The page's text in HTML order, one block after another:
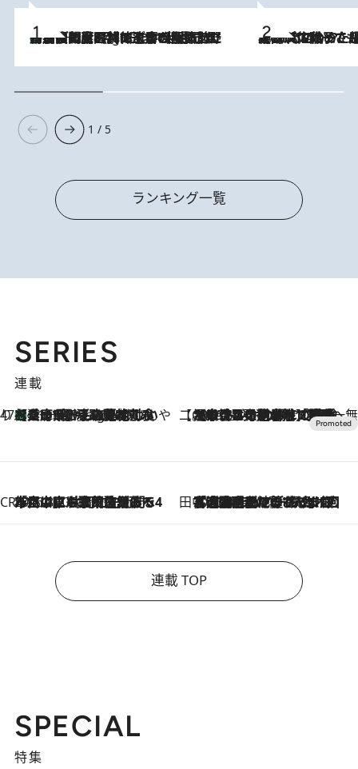
11 Hours Ago
「最後に見られてよかった」上野動物園の東園パンダ舎が解体前に特別公開。8月16日まで延長されたパネル展と共に辿る“半世紀”のパンダ飼育《解体工事の図面あり》 2026.8.5
【阿川佐和子さんの年とる力】なぜ70代で始めた趣味は“こんなに楽しい”のか？ ピアノ、俳句…スランプに陥っても続けられる“ある秘訣”とは
1 / 5
ランキング一覧
SERIES
連載
47都道府県の手みやげ ひんやりスイーツで夏を満喫
11 Hours Ago
【兵庫県】この夏絶対食べたい 冷やしておいしいおやつ3選 淡路島の恵みをジェラートに集約 【CREA×星野リゾート】唯一無二。癒しと発見が待つ場所へ
2026.8.7
【トンボの足水浴】ヒノキの香りに包まれて涼感マックス！約13℃の湧水かけ流しを避暑地「星野温泉 トンボの湯」で体験
CREA'S CHOICE
2026.8.7
「立川にも歌舞伎があるんだよ」 片岡仁左衛門・市川中車ら豪華座組みで4年目の立川立飛歌舞伎へ 田中稲の勝手に再ブーム
2026.8.7
「湘南乃風に憧れて」観客大盛上がりの“タオル回し”に、ラッパー顔負けの高速歌唱まで…さだまさし（74）のアグレッシブすぎる現在地
連載 TOP
SPECIAL
特集